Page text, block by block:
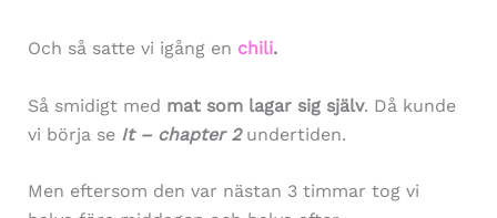
Och så satte vi igång en chili.
Så smidigt med mat som lagar sig själv. Då kunde
vi börja se It – chapter 2undertiden.
Men eftersom den var nästan 3 timmar tog vi